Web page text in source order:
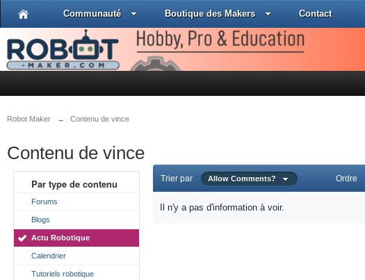
Communauté Boutique des Makers Contact
Robot Maker → Contenu de vince
Contenu de vince
Par type de contenu
Forums
Blogs
Actu Robotique
Calendrier
Tutoriels robotique
Trier par Allow Comments? Ordre
Il n'y a pas d'information à voir.